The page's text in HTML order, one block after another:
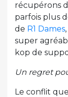
récupérons
parfois plus
de R1 Dames
super
kop de
Un regret
Le conflit